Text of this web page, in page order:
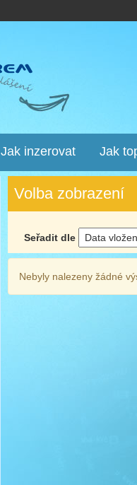
Jak inzerovat Jak
Volba zobrazení
Seřadit dle
Nebyly nalezeny žádné